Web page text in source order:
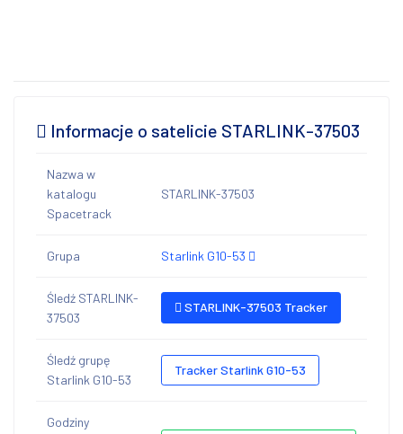
Informacje o satelicie STARLINK-37503
Nazwa w
katalogu
Spacetrack
STARLINK-37503
Grupa Starlink G10-53
Śledź STARLINK-
37503
STARLINK-37503 Tracker
Śledź grupę
Starlink G10-53
Tracker Starlink G10-53
Godziny